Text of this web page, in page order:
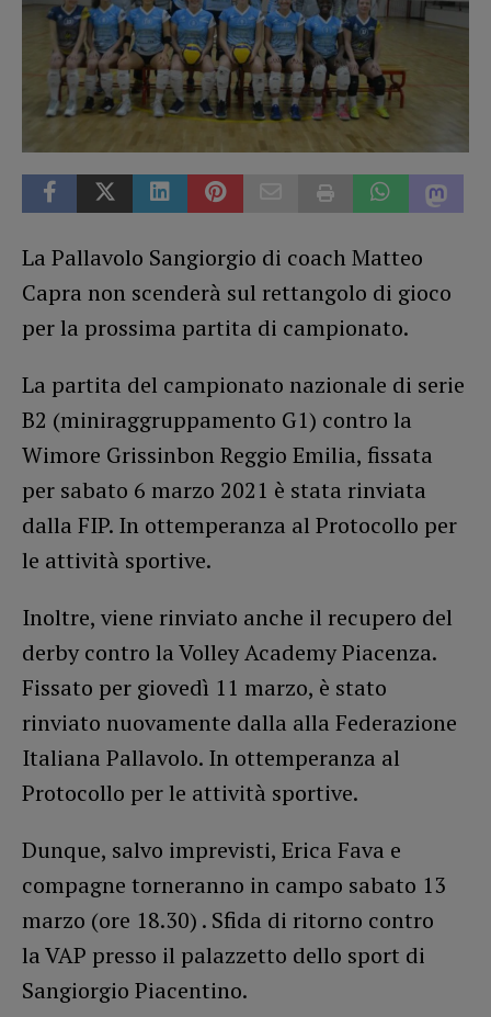
La Pallavolo Sangiorgio di coach Matteo
Capra non scenderà sul rettangolo di gioco
per la prossima partita di campionato.
La partita del campionato nazionale di serie
B2 (miniraggruppamento G1) contro la
Wimore Grissinbon Reggio Emilia, fissata
per sabato 6 marzo 2021 è stata rinviata
dalla FIP. In ottemperanza al Protocollo per
le attività sportive.
Inoltre, viene rinviato anche il recupero del
derby contro la Volley Academy Piacenza.
Fissato per giovedì 11 marzo, è stato
rinviato nuovamente dalla alla Federazione
Italiana Pallavolo. In ottemperanza al
Protocollo per le attività sportive.
Dunque, salvo imprevisti, Erica Fava e
compagne torneranno in campo sabato 13
marzo (ore 18.30) . Sfida di ritorno contro
la VAP presso il palazzetto dello sport di
Sangiorgio Piacentino.